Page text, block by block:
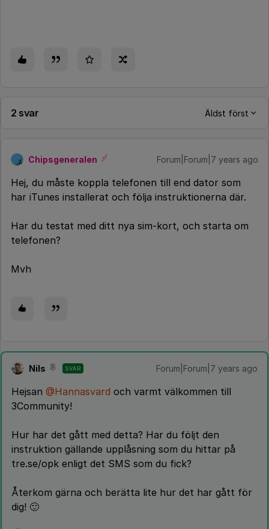
2 svar Äldst först
Chipsgeneralen Forum|Forum|7 years ago
Hej, du måste koppla telefonen till end dator som
har iTunes installerat och följa instruktionerna där.
Har du testat med ditt nya sim-kort, och starta om
telefonen?
Mvh
Nils SVAR Forum|Forum|7 years ago
Hejsan @Hannasvard och varmt välkommen till
3Community!
Hur har det gått med detta? Har du följt den
instruktion gällande upplåsning som du hittar på
tre.se/opk enligt det SMS som du fick?
Återkom gärna och berätta lite hur det har gått för
dig! 🙂